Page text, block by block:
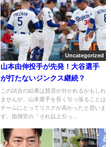
Uncategorized
山本由伸投手が先発！大谷選手
が打たないジンクス継続？
この試合の結果は賛否が分かれるかもしれ
ませんが、山本選手を長く引っ張ることは
チームにとってリスクが高かったと思いま
す。指揮官の「それ以上引っ...